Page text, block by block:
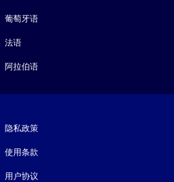
葡萄牙语
法语
阿拉伯语
隐私政策
使用条款
用户协议